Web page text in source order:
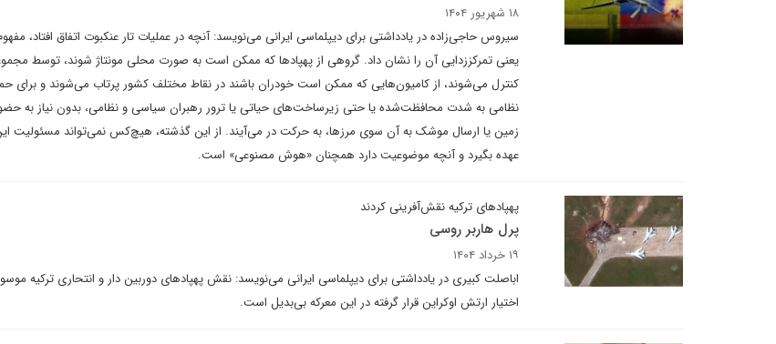
۱۸ شهریور ۱۴۰۴
سیروس حاجی‌زاده در یادداشتی برای دیپلماسی ایرانی می‌نویسد: آنچه در عملیات تار عنکبوت اتفاق افتاد،
یعنی تمرکززدایی آن را نشان داد. گروهی از پهپادها که ممکن است به صورت محلی مونتاژ شوند، توسط
کنترل می‌شوند، از کامیون‌هایی که ممکن است خودران باشند در نقاط مختلف کشور پرتاب می‌شوند و برای
نظامی به شدت محافظت‌شده یا حتی زیرساخت‌های حیاتی یا ترور رهبران سیاسی و نظامی، بدون نیاز به
زمین یا ارسال موشک به آن سوی مرزها، به حرکت در می‌آیند. از این گذشته، هیچ‌کس نمی‌تواند مسئولیت این
عهده بگیرد و آنچه موضوعیت دارد همچنان «هوش مصنوعی» است.
پهپادهای ترکیه نقش‌آفرینی کردند
پرل هاربر روسی
۱۹ خرداد ۱۴۰۴
اختیار ارتش اوکراین قرار گرفته در این معرکه بی‌بدیل است.